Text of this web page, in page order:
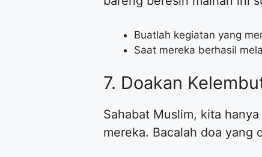
​Buatlah kegiatan yang
​Saat mereka berhasil
​7. Doakan
​Sahabat Muslim, kita
mereka. Bacalah doa yang